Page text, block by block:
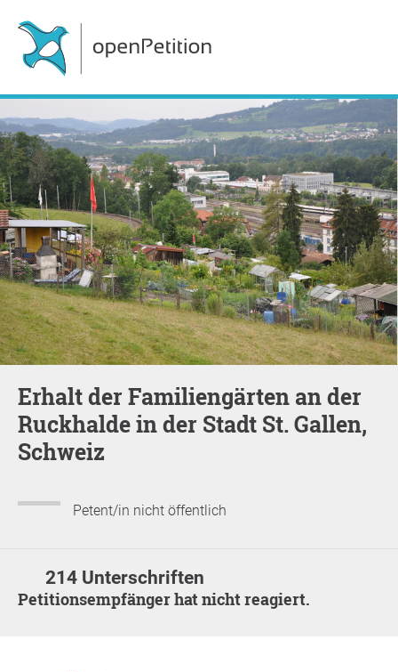
Erhalt der Familiengärten an der
Ruckhalde in der Stadt St. Gallen,
Schweiz
Petent/in nicht öffentlich
214 Unterschriften
Petitionsempfänger hat nicht reagiert.